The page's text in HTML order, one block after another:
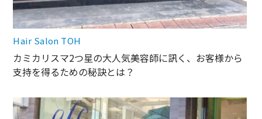
Hair Salon TOH
カミカリスマ2つ星の大人気美容師に訊く、お客様から
支持を得るための秘訣とは？